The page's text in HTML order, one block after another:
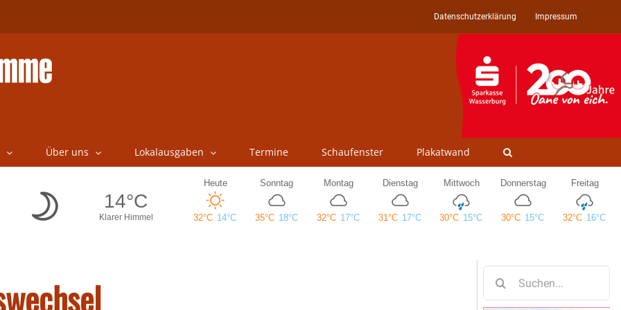
Datenschutzerklärung Impressum
Über uns Lokalausgaben Termine Schaufenster Plakatwand
nach: